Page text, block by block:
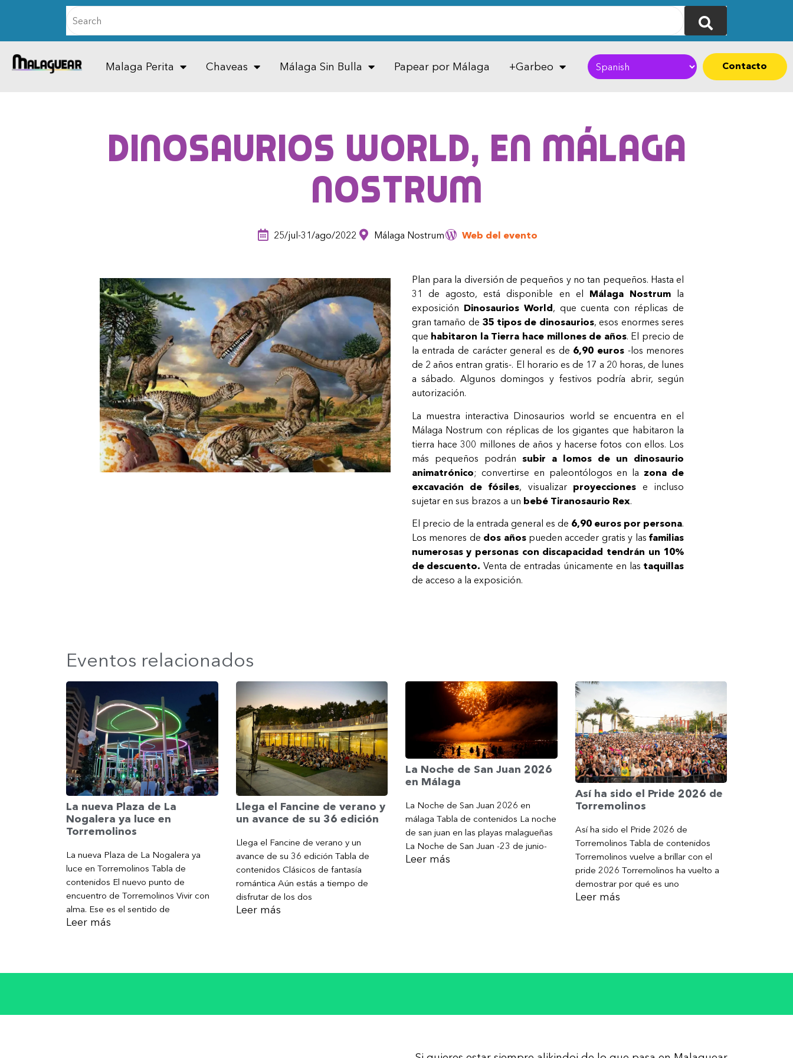
Malaga Perita Chaveas Málaga Sin Bulla Papear por Málaga +Garbeo Contacto
Dinosaurios World, en Málaga
Nostrum
25/jul-31/ago/2022 Málaga Nostrum Web del evento
Plan para la diversión de pequeños y no tan pequeños. Hasta el
31 de agosto, está disponible en el Málaga Nostrum la
exposición Dinosaurios World, que cuenta con réplicas de
gran tamaño de 35 tipos de dinosaurios, esos enormes seres
que habitaron la Tierra hace millones de años. El precio de
la entrada de carácter general es de 6,90 euros -los menores
de 2 años entran gratis-. El horario es de 17 a 20 horas, de lunes
a sábado. Algunos domingos y festivos podría abrir, según
autorización.
La muestra interactiva Dinosaurios world se encuentra en el
Málaga Nostrum con réplicas de los gigantes que habitaron la
tierra hace 300 millones de años y hacerse fotos con ellos. Los
más pequeños podrán subir a lomos de un dinosaurio
animatrónico; convertirse en paleontólogos en la zona de
excavación de fósiles, visualizar proyecciones e incluso
sujetar en sus brazos a un bebé Tiranosaurio Rex.
El precio de la entrada general es de 6,90 euros por persona.
Los menores de dos añospueden acceder gratis y lasfamilias
numerosas y personas con discapacidad tendrán un 10%
de descuento. Venta de entradas únicamente en las taquillas
de acceso a la exposición.
Eventos relacionados
La nueva Plaza de La
Nogalera ya luce en
Torremolinos
La nueva Plaza de La Nogalera ya
luce en Torremolinos Tabla de
contenidos El nuevo punto de
encuentro de Torremolinos Vivir con
alma. Ese es el sentido de
Leer más
Llega el Fancine de verano y
un avance de su 36 edición
Llega el Fancine de verano y un
avance de su 36 edición Tabla de
contenidos Clásicos de fantasía
romántica Aún estás a tiempo de
disfrutar de los dos
Leer más
La Noche de San Juan 2026
en Málaga
La Noche de San Juan 2026 en
málaga Tabla de contenidos La noche
de san juan en las playas malagueñas
La Noche de San Juan -23 de junio-
Leer más
Así ha sido el Pride 2026 de
Torremolinos
Así ha sido el Pride 2026 de
Torremolinos Tabla de contenidos
Torremolinos vuelve a brillar con el
pride 2026 Torremolinos ha vuelto a
demostrar por qué es uno
Leer más